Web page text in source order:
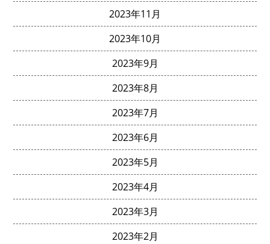
2023年11月
2023年10月
2023年9月
2023年8月
2023年7月
2023年6月
2023年5月
2023年4月
2023年3月
2023年2月